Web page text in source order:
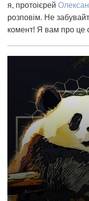
я, протоієрей
розповім. Не
комент! Я вам про це